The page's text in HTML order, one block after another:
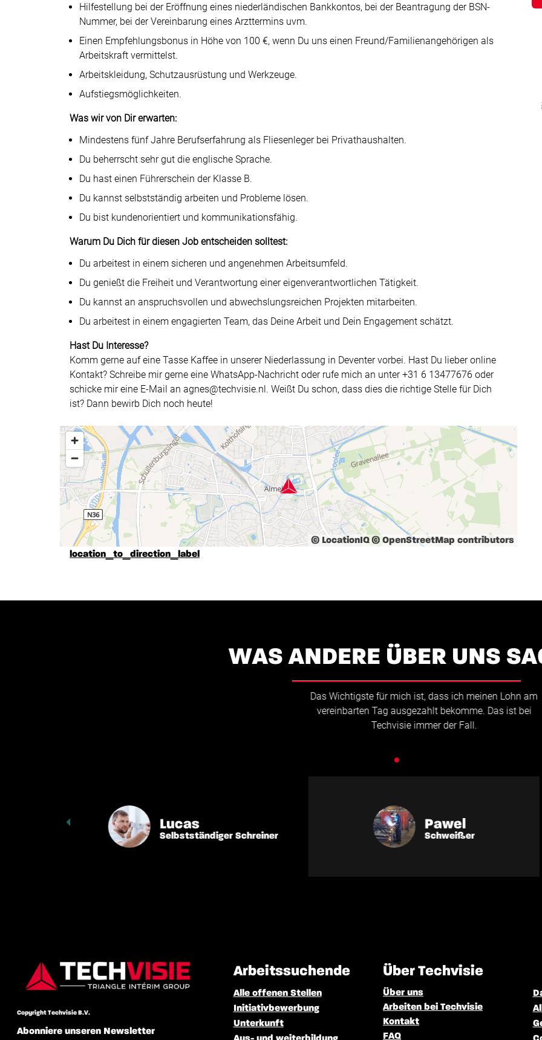
Hilfestellung bei der Eröffnung eines niederländischen Bankkontos, bei der Beantragung der BSN-
Nummer, bei der Vereinbarung eines Arzttermins uvm.
Einen Empfehlungsbonus in Höhe von 100 €, wenn Du uns einen Freund/Familienangehörigen als
Arbeitskraft vermittelst.
Arbeitskleidung, Schutzausrüstung und Werkzeuge.
Aufstiegsmöglichkeiten.
Was wir von Dir erwarten:
Mindestens fünf Jahre Berufserfahrung als Fliesenleger bei Privathaushalten.
Du beherrscht sehr gut die englische Sprache.
Du hast einen Führerschein der Klasse B.
Du kannst selbstständig arbeiten und Probleme lösen.
Du bist kundenorientiert und kommunikationsfähig.
Warum Du Dich für diesen Job entscheiden solltest:
Du arbeitest in einem sicheren und angenehmen Arbeitsumfeld.
Du genießt die Freiheit und Verantwortung einer eigenverantwortlichen Tätigkeit.
Du kannst an anspruchsvollen und abwechslungsreichen Projekten mitarbeiten.
Du arbeitest in einem engagierten Team, das Deine Arbeit und Dein Engagement schätzt.
Hast Du Interesse?
Komm gerne auf eine Tasse Kaffee in unserer Niederlassung in Deventer vorbei. Hast Du lieber online
Kontakt? Schreibe mir gerne eine WhatsApp-Nachricht oder rufe mich an unter +31 6 13477676 oder
schicke mir eine E-Mail an agnes@techvisie.nl. Weißt Du schon, dass dies die richtige Stelle für Dich
ist? Dann bewirb Dich noch heute!
© LocationIQ© OpenStreetMap contributors
location_to_direction_label
WAS ANDERE ÜBER UNS
Lucas
Selbstständiger Schreiner
Das Wichtigste für mich ist, dass ich meinen Lohn am
vereinbarten Tag ausgezahlt bekomme. Das ist bei
Techvisie immer der Fall.
Pawel
Schweißer
Copyright Techvisie B.V.
Abonniere unseren Newsletter
Arbeitssuchende
Alle offenen Stellen
Initiativbewerbung
Unterkunft
Über Techvisie
Über uns
Arbeiten bei Techvisie
Kontakt
FAQ